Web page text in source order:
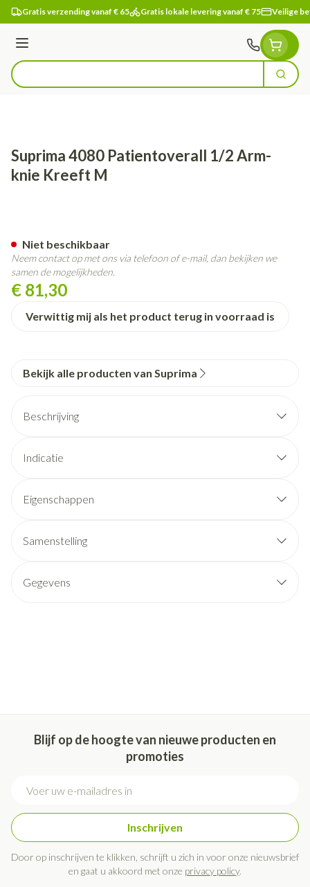
Ga naar de inhoud
Gratis verzending vanaf € 65 Gratis lokale levering vanaf € 75 Veilige
Menu
Product, merk, categorie... Zoek
Suprima 4080 Patientoverall 1/2 Arm-
knie Kreeft M
€ 81,30
Verwittig mij als het product terug in voorraad is
Niet beschikbaar
Neem contact op met ons via telefoon of e-mail, dan bekijken we
samen de mogelijkheden.
Bekijk alle producten van Suprima
Beschrijving
Indicatie
Eigenschappen
Samenstelling
Gegevens
Blijf op de hoogte van nieuwe producten en
promoties
Inschrijven
Door op inschrijven te klikken, schrijft u zich in voor onze nieuwsbrief
en gaat u akkoord met onze privacy policy.